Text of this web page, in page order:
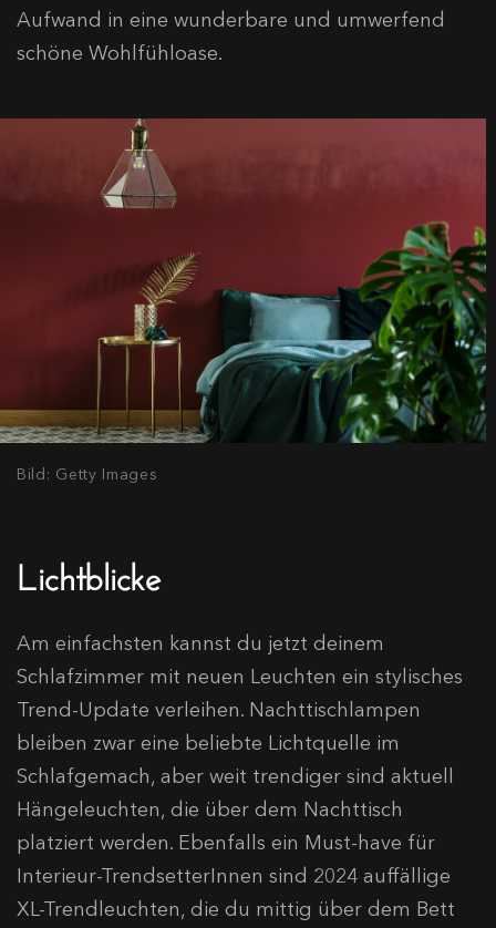
Aufwand in eine wunderbare und umwerfend
schöne Wohlfühloase.
Bild: Getty Images
Lichtblicke
Am einfachsten kannst du jetzt deinem
Schlafzimmer mit neuen Leuchten ein stylisches
Trend-Update verleihen. Nachttischlampen
bleiben zwar eine beliebte Lichtquelle im
Schlafgemach, aber weit trendiger sind aktuell
Hängeleuchten, die über dem Nachttisch
platziert werden. Ebenfalls ein Must-have für
Interieur-TrendsetterInnen sind 2024 auffällige
XL-Trendleuchten, die du mittig über dem Bett